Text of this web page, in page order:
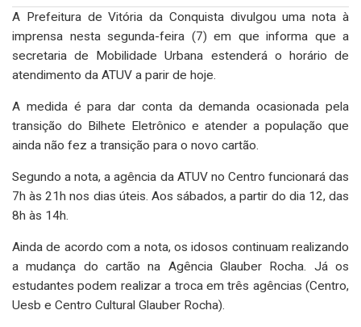
A Prefeitura de Vitória da Conquista divulgou uma nota à
imprensa nesta segunda-feira (7) em que informa que a
secretaria de Mobilidade Urbana estenderá o horário de
atendimento da ATUV a parir de hoje.
A medida é para dar conta da demanda ocasionada pela
transição do Bilhete Eletrônico e atender a população que
ainda não fez a transição para o novo cartão.
Segundo a nota, a agência da ATUV no Centro funcionará das
7h às 21h nos dias úteis. Aos sábados, a partir do dia 12, das
8h às 14h.
Ainda de acordo com a nota, os idosos continuam realizando
a mudança do cartão na Agência Glauber Rocha. Já os
estudantes podem realizar a troca em três agências (Centro,
Uesb e Centro Cultural Glauber Rocha).